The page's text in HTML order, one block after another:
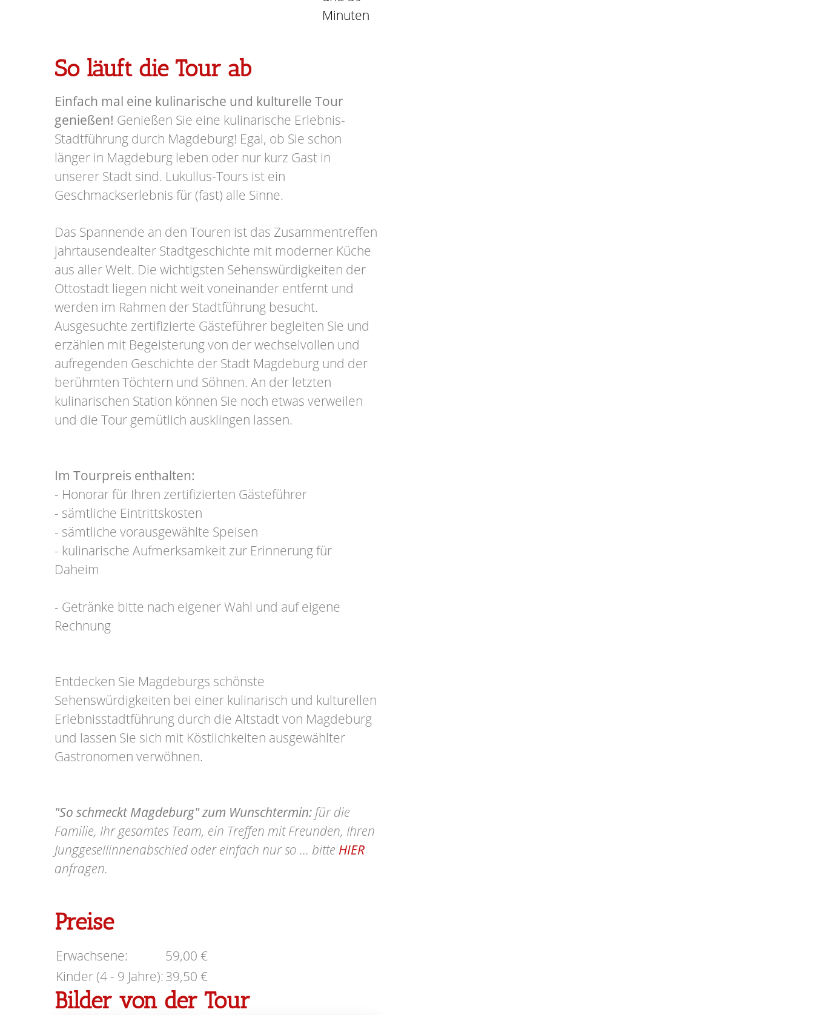
Minuten
So läuft die Tour ab
Einfach mal eine kulinarische und kulturelle Tour
genießen! Genießen Sie eine kulinarische Erlebnis-
Stadtführung durch Magdeburg! Egal, ob Sie schon
länger in Magdeburg leben oder nur kurz Gast in
unserer Stadt sind. Lukullus-Tours ist ein
Geschmackserlebnis für (fast) alle Sinne.
Das Spannende an den Touren ist das Zusammentreffen
jahrtausendealter Stadtgeschichte mit moderner Küche
aus aller Welt. Die wichtigsten Sehenswürdigkeiten der
Ottostadt liegen nicht weit voneinander entfernt und
werden im Rahmen der Stadtführung besucht.
Ausgesuchte zertifizierte Gästeführer begleiten Sie und
erzählen mit Begeisterung von der wechselvollen und
aufregenden Geschichte der Stadt Magdeburg und der
berühmten Töchtern und Söhnen. An der letzten
kulinarischen Station können Sie noch etwas verweilen
und die Tour gemütlich ausklingen lassen.
Im Tourpreis enthalten:
- Honorar für Ihren zertifizierten Gästeführer
- sämtliche Eintrittskosten
- sämtliche vorausgewählte Speisen
- kulinarische Aufmerksamkeit zur Erinnerung für
Daheim
- Getränke bitte nach eigener Wahl und auf eigene
Rechnung
Entdecken Sie Magdeburgs schönste
Sehenswürdigkeiten bei einer kulinarisch und kulturellen
Erlebnisstadtführung durch die Altstadt von Magdeburg
und lassen Sie sich mit Köstlichkeiten ausgewählter
Gastronomen verwöhnen.
"So schmeckt Magdeburg" zum Wunschtermin: für die
Familie, Ihr gesamtes Team, ein Treffen mit Freunden, Ihren
Junggesellinnenabschied oder einfach nur so ... bitte HIER
anfragen.
Preise
Erwachsene:
59,00 €
Kinder (4 - 9 Jahre):39,50 €
Bilder von der Tour